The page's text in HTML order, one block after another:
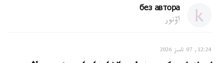
без автора
اۆتور
12:24, 07 تامىز 2026